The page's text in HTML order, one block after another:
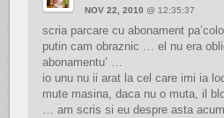
NOV 22, 2010 @ 12:35:37
scria parcare cu abonament
putin cam obraznic … el nu era
abonamentu’ …
io unu nu ii arat la cel care imi ia
mute masina, daca nu o muta, il
… am scris si eu despre asta